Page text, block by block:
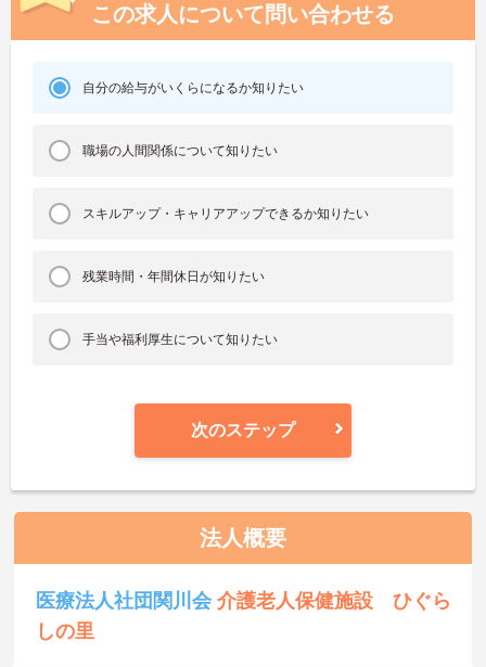
この求人について問い合わせる
自分の給与がいくらになるか知りたい
職場の人間関係について知りたい
スキルアップ・キャリアアップできるか知りたい
残業時間・年間休日が知りたい
手当や福利厚生について知りたい
次のステップ
法人概要
医療法人社団関川会介護老人保健施設 ひぐら
しの里